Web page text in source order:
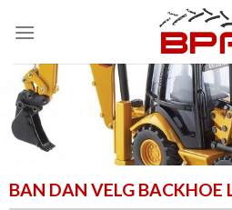
BAN DAN VELG BACKHOE